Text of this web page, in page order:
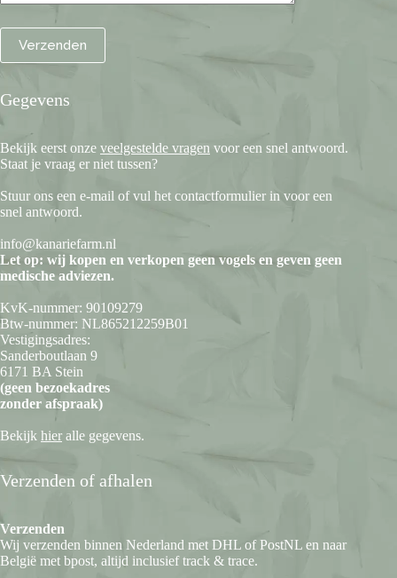
Gegevens
Bekijk eerst onze veelgestelde vragen voor een snel antwoord.
Staat je vraag er niet tussen?
Stuur ons een e-mail of vul het contactformulier in voor een
snel antwoord.
info@kanariefarm.nl
Let op: wij kopen en verkopen geen vogels en geven geen
medische adviezen.
KvK-nummer: 90109279
Btw-nummer: NL865212259B01
Vestigingsadres:
Sanderboutlaan 9
6171 BA Stein
(geen bezoekadres
zonder afspraak)
Bekijk hier alle gegevens.
Verzenden of afhalen
Verzenden
Wij verzenden binnen Nederland met DHL of PostNL en naar
België met bpost, altijd inclusief track & trace.